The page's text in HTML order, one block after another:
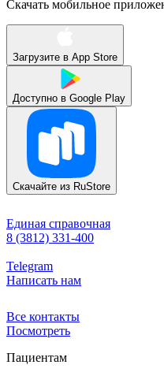
Скачать мобильное
Загрузите в App Store
Доступно в Google Play
Скачайте из RuStore
Единая справочная
8 (3812) 331-400
Telegram
Написать нам
Все контакты
Посмотреть
Пациентам